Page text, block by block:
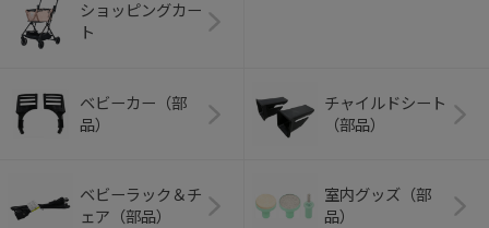
ショッピングカー
ト
ベビーカー（部
品）
チャイルドシート
（部品）
ベビーラック＆チ
ェア（部品）
室内グッズ（部
品）